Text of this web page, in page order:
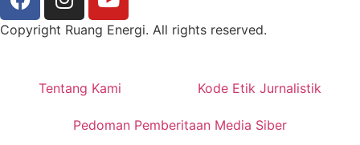
Copyright Ruang Energi. All rights reserved.
Tentang Kami Kode Etik Jurnalistik
Pedoman Pemberitaan Media Siber